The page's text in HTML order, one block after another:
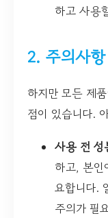
하고 사용
2. 주의사항
하지만 모든 제
점이 있습니다.
사용 전 성
하고, 본인
요합니다.
주의가 필